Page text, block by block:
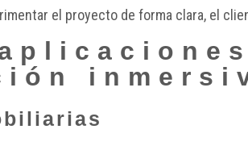
el proyecto de forma clara, el